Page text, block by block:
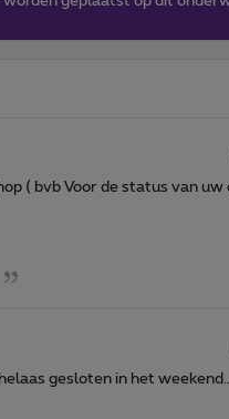
( bvb Voor de status van uw
gesloten in het